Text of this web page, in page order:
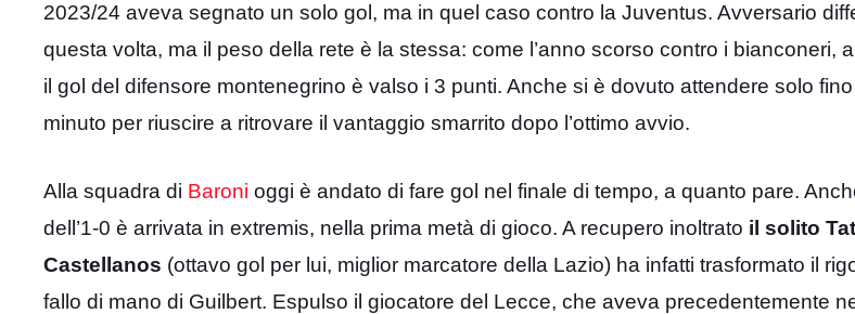
2023/24 aveva segnato un solo gol, ma in quel caso contro la Juventus. Avversario
questa volta, ma il peso della rete è la stessa: come l’anno scorso contro i bianconeri,
il gol del difensore montenegrino è valso i 3 punti. Anche si è dovuto attendere solo fino
minuto per riuscire a ritrovare il vantaggio smarrito dopo l’ottimo avvio.
Alla squadra di Baroni oggi è andato di fare gol nel finale di tempo, a quanto pare.
dell’1-0 è arrivata in extremis, nella prima metà di gioco. A recupero inoltrato il solito
Castellanos (ottavo gol per lui, miglior marcatore della Lazio) ha infatti trasformato il
fallo di mano di Guilbert. Espulso il giocatore del Lecce, che aveva precedentemente